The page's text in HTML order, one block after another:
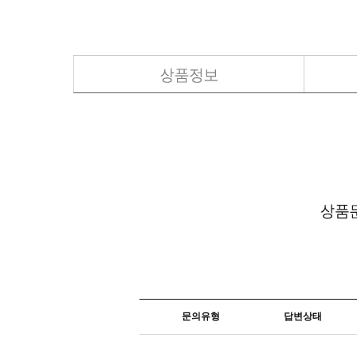
문의유형 답변상태